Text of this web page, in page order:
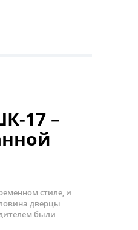
17 –
стиле, и
дверцы
были